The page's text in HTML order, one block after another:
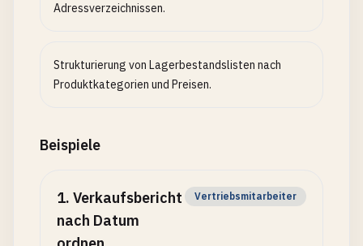
Adressverzeichnissen.
Strukturierung von Lagerbestandslisten nach
Produktkategorien und Preisen.
Beispiele
1. Verkaufsbericht
nach Datum
Vertriebsmitarbeiter